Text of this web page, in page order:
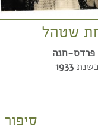
שטהל
פרדס-חנה
1933